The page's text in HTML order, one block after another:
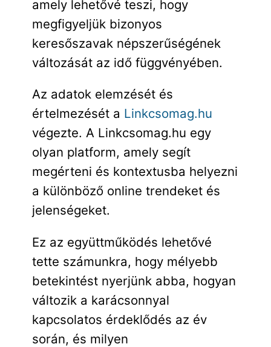
amely lehetővé teszi, hogy
megfigyeljük bizonyos
keresőszavak népszerűségének
változását az idő függvényében.
Az adatok elemzését és
értelmezését a Linkcsomag.hu
végezte. A Linkcsomag.hu egy
olyan platform, amely segít
megérteni és kontextusba helyezni
a különböző online trendeket és
jelenségeket.
Ez az együttműködés lehetővé
tette számunkra, hogy mélyebb
betekintést nyerjünk abba, hogyan
változik a karácsonnyal
kapcsolatos érdeklődés az év
során, és milyen